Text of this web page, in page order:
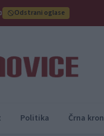
Odstrani oglase
Politika Črna